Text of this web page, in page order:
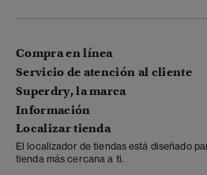
Compra en línea
Servicio de atención al cliente
Superdry, la marca
Información
Localizar tienda
El localizador de tiendas está diseñado
tienda más cercana a ti.